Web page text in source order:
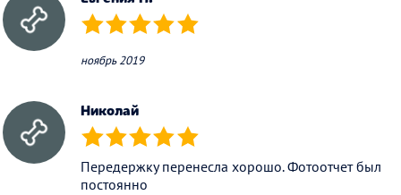
(*) (*) (*) (*) (*)
ноябрь 2019
Николай
(*) (*) (*) (*) (*)
Передержку перенесла хорошо. Фотоотчет был
постоянно